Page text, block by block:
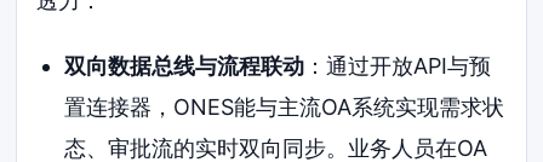
双向数据总线与流程联动：通过开放API与预
置连接器，ONES能与主流OA系统实现需求状
态、审批流的实时双向同步。业务人员在OA